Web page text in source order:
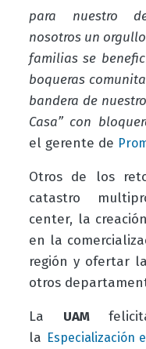
para nuestro
nosotros un
familias se
boqueras
bandera de
Casa” con
el gerente de
Otros de los
catastro
center, la
en la
región y ofertar
otros
La UAM
la Especialización